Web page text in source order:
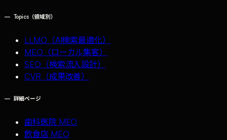
— Topics（領域別）
LLMO（AI検索最適化）
MEO（ローカル集客）
SEO（検索流入設計）
CVR（成果改善）
— 詳細ページ
歯科医院 MEO
飲食店 MEO